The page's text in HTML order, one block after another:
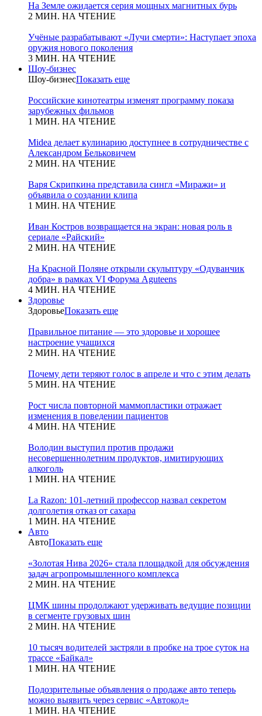
На Земле ожидается серия мощных магнитных бурь
2 МИН. НА ЧТЕНИЕ
Учёные разрабатывают «Лучи смерти»: Наступает эпоха
оружия нового поколения
3 МИН. НА ЧТЕНИЕ
Шоу-бизнес
Шоу-бизнесПоказать еще
Российские кинотеатры изменят программу показа
зарубежных фильмов
1 МИН. НА ЧТЕНИЕ
Midea делает кулинарию доступнее в сотрудничестве с
Александром Бельковичем
2 МИН. НА ЧТЕНИЕ
Варя Скрипкина представила сингл «Миражи» и
объявила о создании клипа
1 МИН. НА ЧТЕНИЕ
Иван Костров возвращается на экран: новая роль в
сериале «Райский»
2 МИН. НА ЧТЕНИЕ
На Красной Поляне открыли скульптуру «Одуванчик
добра» в рамках VI Форума Aguteens
4 МИН. НА ЧТЕНИЕ
Здоровье
ЗдоровьеПоказать еще
Правильное питание — это здоровье и хорошее
настроение учащихся
2 МИН. НА ЧТЕНИЕ
Почему дети теряют голос в апреле и что с этим делать
5 МИН. НА ЧТЕНИЕ
Рост числа повторной маммопластики отражает
изменения в поведении пациентов
4 МИН. НА ЧТЕНИЕ
Володин выступил против продажи
несовершеннолетним продуктов, имитирующих
алкоголь
1 МИН. НА ЧТЕНИЕ
La Razon: 101-летний профессор назвал секретом
долголетия отказ от сахара
1 МИН. НА ЧТЕНИЕ
Авто
АвтоПоказать еще
«Золотая Нива 2026» стала площадкой для обсуждения
задач агропромышленного комплекса
2 МИН. НА ЧТЕНИЕ
ЦМК шины продолжают удерживать ведущие позиции
в сегменте грузовых шин
2 МИН. НА ЧТЕНИЕ
10 тысяч водителей застряли в пробке на трое суток на
трассе «Байкал»
1 МИН. НА ЧТЕНИЕ
Подозрительные объявления о продаже авто теперь
можно выявить через сервис «Автокод»
1 МИН. НА ЧТЕНИЕ